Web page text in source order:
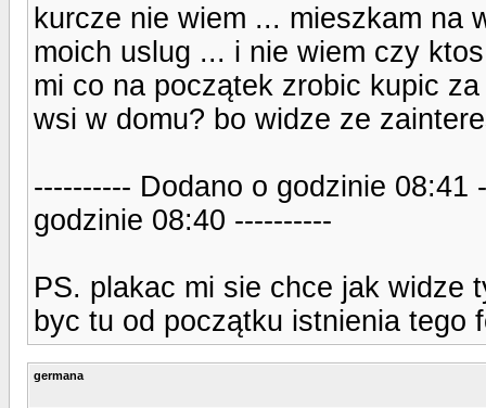
kurcze nie wiem ... mieszkam na
moich uslug ... i nie wiem czy
mi co na początek zrobic kupic
wsi w domu? bo widze ze
---------- Dodano o godzinie 08:41
godzinie 08:40 ----------
PS. plakac mi sie chce jak widze
byc tu od początku istnienia tego
germana